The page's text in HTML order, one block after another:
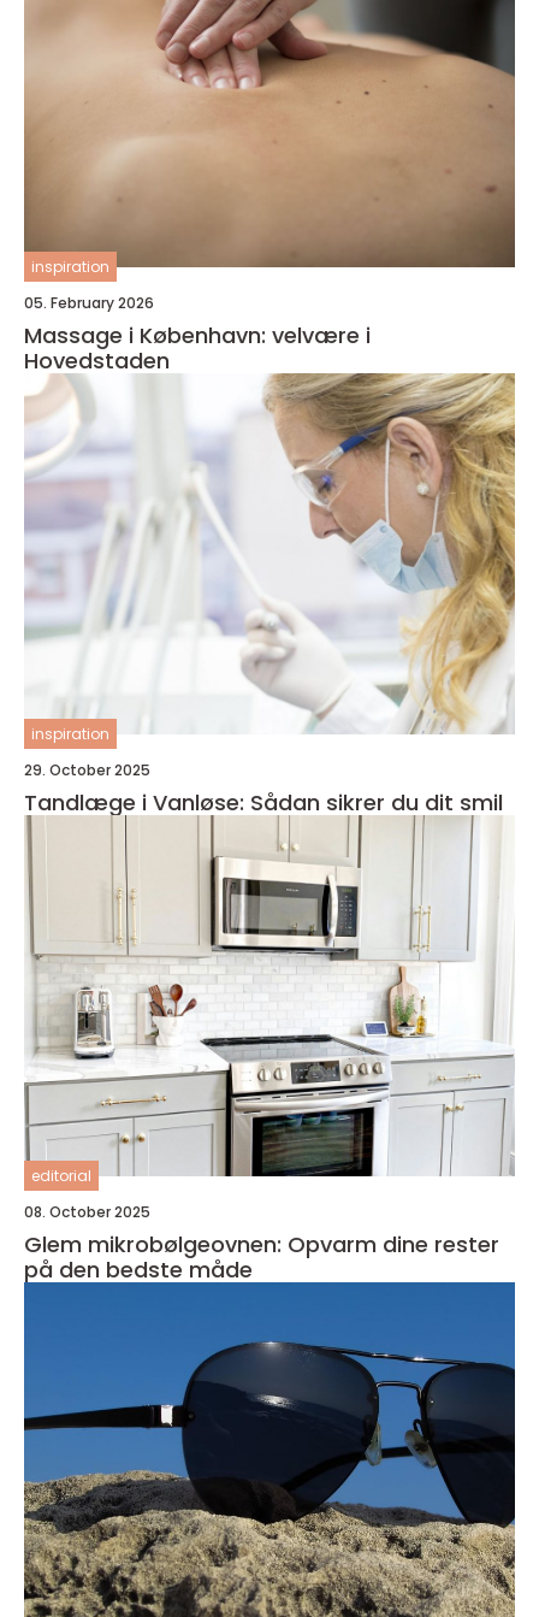
inspiration
05. February 2026
Massage i København: velvære i
Hovedstaden
inspiration
29. October 2025
Tandlæge i Vanløse: Sådan sikrer du dit smil
editorial
08. October 2025
Glem mikrobølgeovnen: Opvarm dine rester
på den bedste måde